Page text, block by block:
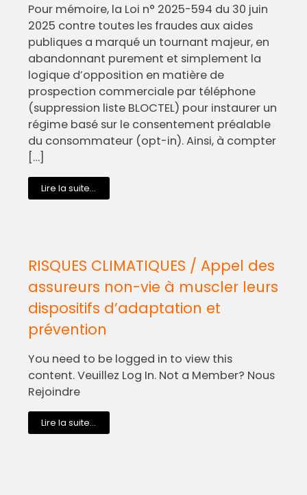
Pour mémoire, la Loi n° 2025-594 du 30 juin
2025 contre toutes les fraudes aux aides
publiques a marqué un tournant majeur, en
abandonnant purement et simplement la
logique d’opposition en matière de
prospection commerciale par téléphone
(suppression liste BLOCTEL) pour instaurer un
régime basé sur le consentement préalable
du consommateur (opt-in). Ainsi, à compter
[…]
Lire la suite...
RISQUES CLIMATIQUES / Appel des
assureurs non-vie à muscler leurs
dispositifs d’adaptation et
prévention
You need to be logged in to view this
content. Veuillez Log In. Not a Member? Nous
Rejoindre
Lire la suite...